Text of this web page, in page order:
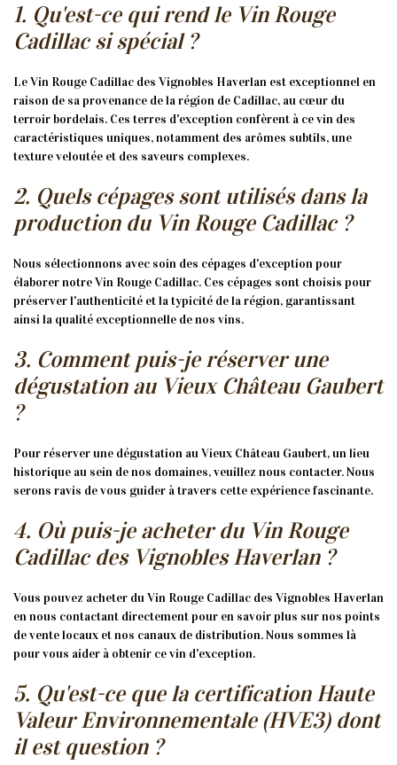
1. Qu'est-ce qui rend le Vin Rouge
Cadillac si spécial ?
Le Vin Rouge Cadillac des Vignobles Haverlan est exceptionnel en
raison de sa provenance de la région de Cadillac, au cœur du
terroir bordelais. Ces terres d'exception confèrent à ce vin des
caractéristiques uniques, notamment des arômes subtils, une
texture veloutée et des saveurs complexes.
2. Quels cépages sont utilisés dans la
production du Vin Rouge Cadillac ?
Nous sélectionnons avec soin des cépages d'exception pour
élaborer notre Vin Rouge Cadillac. Ces cépages sont choisis pour
préserver l'authenticité et la typicité de la région, garantissant
ainsi la qualité exceptionnelle de nos vins.
3. Comment puis-je réserver une
dégustation au Vieux Château Gaubert
?
Pour réserver une dégustation au Vieux Château Gaubert, un lieu
historique au sein de nos domaines, veuillez nous contacter. Nous
serons ravis de vous guider à travers cette expérience fascinante.
4. Où puis-je acheter du Vin Rouge
Cadillac des Vignobles Haverlan ?
Vous pouvez acheter du Vin Rouge Cadillac des Vignobles Haverlan
en nous contactant directement pour en savoir plus sur nos points
de vente locaux et nos canaux de distribution. Nous sommes là
pour vous aider à obtenir ce vin d'exception.
5. Qu'est-ce que la certification Haute
Valeur Environnementale (HVE3) dont
il est question ?